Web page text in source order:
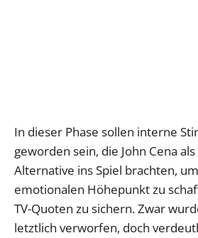
In dieser Phase sollen interne
geworden sein, die John Cena
Alternative ins Spiel brachten,
emotionalen Höhepunkt zu
TV-Quoten zu sichern. Zwar
letztlich verworfen, doch